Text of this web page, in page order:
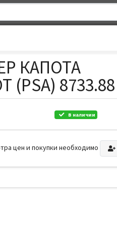
КАПОТА
(PSA) 8733.88
В наличии
цен и покупки необходимо